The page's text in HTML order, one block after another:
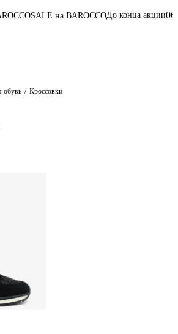
BAROCCO До конца акции06:21:32:13
обувь Кроссовки